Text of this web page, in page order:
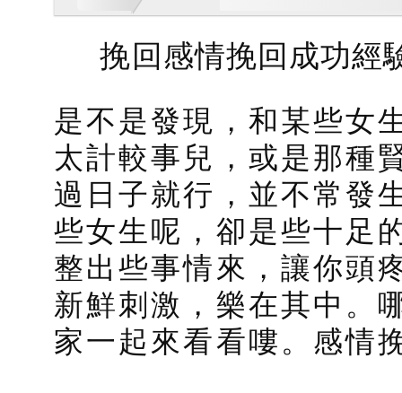
挽回感情挽回成功經
是不是發現，和某些女
太計較事兒，或是那種
過日子就行，並不常發
些女生呢，卻是些十足
整出些事情來，讓你頭
新鮮刺激，樂在其中。
家一起來看看嘍。感情